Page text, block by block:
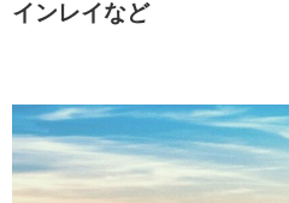
インレイなど